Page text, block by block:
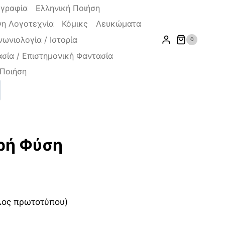
Ελληνική Ποιήση
Λογοτεχνία Κόμικς
Λευκώματα
/ Ιστορία
/ Επιστημονική Φαντασία
0
Φύση
πρωτοτύπου)